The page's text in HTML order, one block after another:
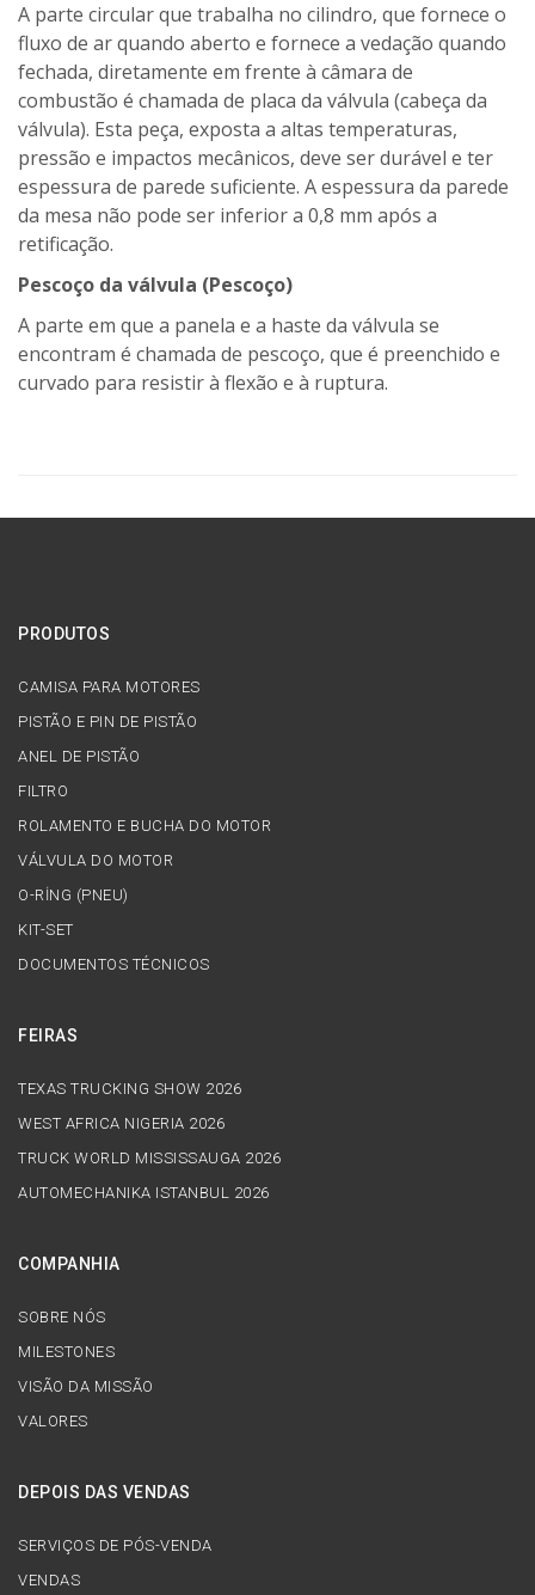
A parte circular que trabalha no cilindro, que fornece o
fluxo de ar quando aberto e fornece a vedação quando
fechada, diretamente em frente à câmara de
combustão é chamada de placa da válvula (cabeça da
válvula). Esta peça, exposta a altas temperaturas,
pressão e impactos mecânicos, deve ser durável e ter
espessura de parede suficiente. A espessura da parede
da mesa não pode ser inferior a 0,8 mm após a
retificação.
Pescoço da válvula (Pescoço)
A parte em que a panela e a haste da válvula se
encontram é chamada de pescoço, que é preenchido e
curvado para resistir à flexão e à ruptura.
PRODUTOS
CAMISA PARA MOTORES
PISTÃO E PIN DE PISTÃO
ANEL DE PISTÃO
FILTRO
ROLAMENTO E BUCHA DO MOTOR
VÁLVULA DO MOTOR
O-RİNG (PNEU)
KIT-SET
DOCUMENTOS TÉCNICOS
FEIRAS
TEXAS TRUCKING SHOW 2026
WEST AFRICA NIGERIA 2026
TRUCK WORLD MISSISSAUGA 2026
AUTOMECHANIKA ISTANBUL 2026
COMPANHIA
SOBRE NÓS
MILESTONES
VISÃO DA MISSÃO
VALORES
DEPOIS DAS VENDAS
SERVIÇOS DE PÓS-VENDA
VENDAS